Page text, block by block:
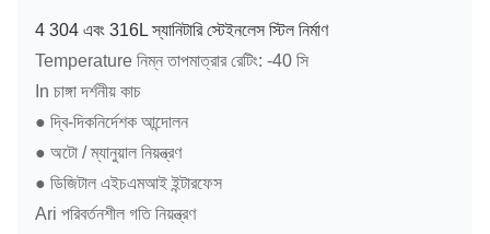
4 304 এবং 316L স্যানিটারি স্টেইনলেস স্টিল নির্মাণ
Temperature নিম্ন তাপমাত্রার রেটিং: -40 সি
In চাঙ্গা দর্শনীয় কাচ
● দ্বি-দিকনির্দেশক আন্দোলন
● অটো / ম্যানুয়াল নিয়ন্ত্রণ
● ডিজিটাল এইচএমআই ইন্টারফেস
Ari পরিবর্তনশীল গতি নিয়ন্ত্রণ